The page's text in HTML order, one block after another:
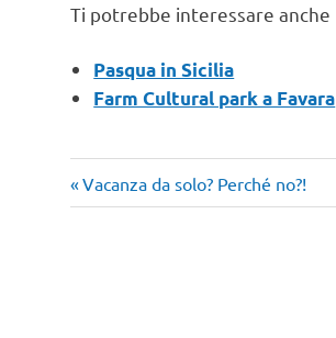
Ti potrebbe interessare anche
Pasqua in Sicilia
Farm Cultural park a Favara
Navigazione
Articolo
precedente:
Vacanza da solo? Perché no?!